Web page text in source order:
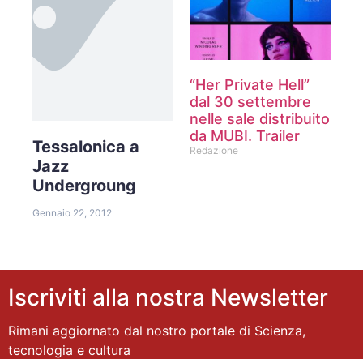
Tessalonica a
Jazz
Undergroung
Gennaio 22, 2012
“Her Private Hell”
dal 30 settembre
nelle sale distribuito
da MUBI. Trailer
Redazione
Iscriviti alla nostra Newsletter
Rimani aggiornato dal nostro portale di Scienza,
tecnologia e cultura